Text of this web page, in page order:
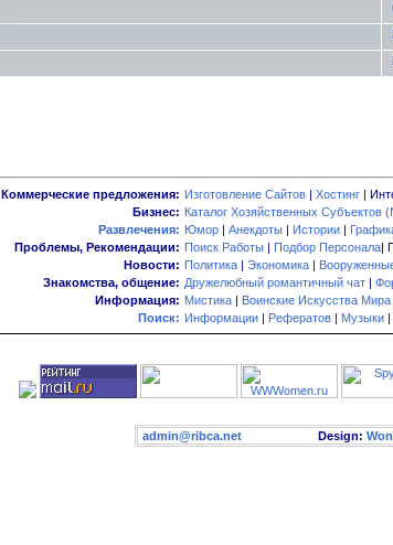
Коммерческие предложения: Изготовление Сайтов | Хостинг |
Бизнес: Каталог Хозяйственных Субъектов
Развлечения: Юмор | Анекдоты | Истории |
Проблемы, Рекомендации: Поиск Работы | Подбор Персонала|
Новости: Политика | Экономика |
Знакомства, общение: Дружелюбный романтичный чат |
Информация: Мистика | Воинские Искусства Мира
Поиск: Информации | Рефератов | Музыки |
admin@ribca.netDesign: